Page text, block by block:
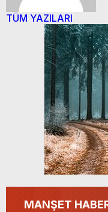
TÜM YAZILARI
MANŞET